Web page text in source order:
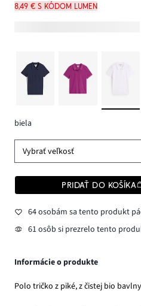
8,49 € s kódom LUMEN
biela
Vybrať veľkosť
PRIDAŤ DO KOŠÍKA
64 osobám sa tento produkt
61 osôb si prezrelo tento
Informácie o produkte
Polo tričko z piké, z čistej bio